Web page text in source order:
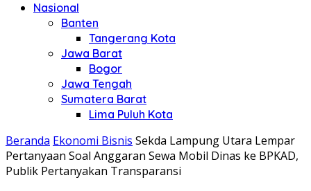
Nasional
Banten
Tangerang Kota
Jawa Barat
Bogor
Jawa Tengah
Sumatera Barat
Lima Puluh Kota
Beranda Ekonomi Bisnis Sekda Lampung Utara Lempar
Pertanyaan Soal Anggaran Sewa Mobil Dinas ke BPKAD,
Publik Pertanyakan Transparansi